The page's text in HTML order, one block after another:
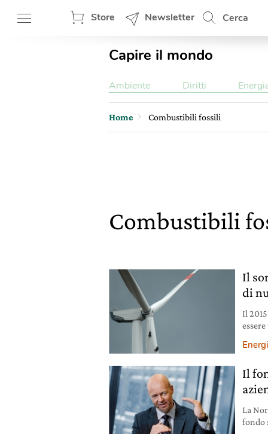
Store Newsletter Cerca
Capire il mondo
Ambiente Diritti
Home Combustibili fossili
Combustibili
Il
di
Il
Il
La
fondo